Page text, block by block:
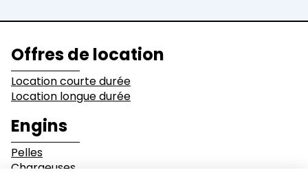
Bâtiments
Mines & Carrières
Offres de location
Location courte durée
Location longue durée
Engins
Pelles
Chargeuses